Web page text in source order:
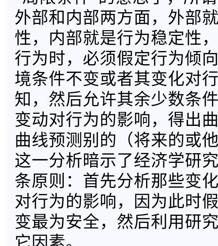
外部和内部两方面，外部
性，内部就是行为稳定性
行为时，必须假定行为倾
境条件不变或者其变化对
知，然后允许其余少数条
变动对行为的影响，得出
曲线预测别的（将来的或
这一分析暗示了经济学研
条原则：首先分析那些变
对行为的影响，因为此时
变最为安全，然后利用研